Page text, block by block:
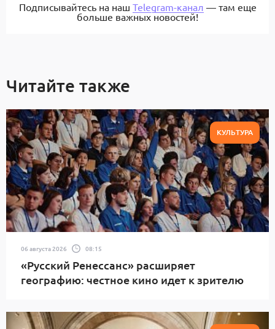
Подписывайтесь на наш Telegram-канал — там еще
больше важных новостей!
Читайте также
КУЛЬТУРА
06 августа 2026 08:15
«Русский Ренессанс» расширяет
географию: честное кино идет к зрителю